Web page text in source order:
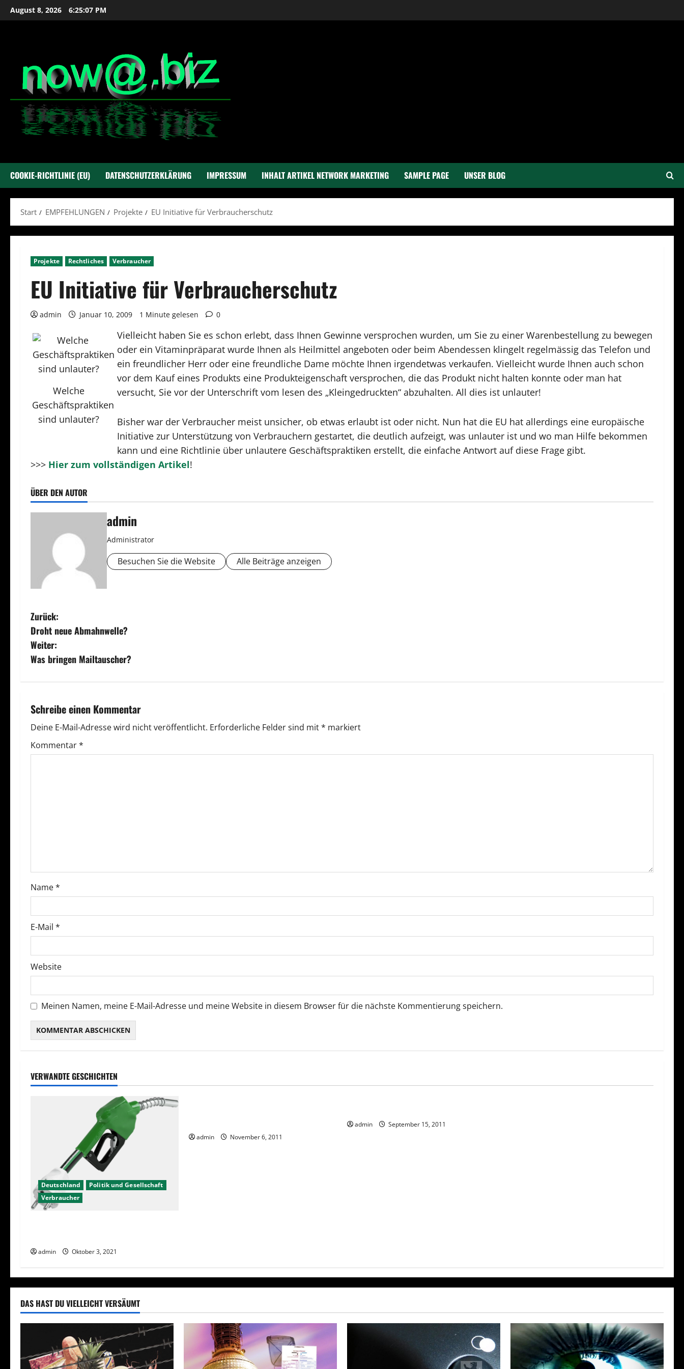
Zum
Inhalt
August 8, 2026 6:25:08 PM
COOKIE-RICHTLINIE (EU) DATENSCHUTZERKLÄRUNG IMPRESSUM INHALT ARTIKEL NETWORK MARKETING SAMPLE PAGE UNSER BLOG
Start EMPFEHLUNGEN Projekte EU Initiative für Verbraucherschutz
Projekte Rechtliches Verbraucher
EU Initiative für Verbraucherschutz
admin Januar 10, 2009 1 Minute gelesen 0
Welche
Geschäftspraktiken
sind unlauter?
Vielleicht haben Sie es schon erlebt, dass Ihnen Gewinne versprochen wurden, um Sie zu einer Warenbestellung zu bewegen
oder ein Vitaminpräparat wurde Ihnen als Heilmittel angeboten oder beim Abendessen klingelt regelmässig das Telefon und
ein freundlicher Herr oder eine freundliche Dame möchte Ihnen irgendetwas verkaufen. Vielleicht wurde Ihnen auch schon
vor dem Kauf eines Produkts eine Produkteigenschaft versprochen, die das Produkt nicht halten konnte oder man hat
versucht, Sie vor der Unterschrift vom lesen des „Kleingedruckten“ abzuhalten. All dies ist unlauter!
Bisher war der Verbraucher meist unsicher, ob etwas erlaubt ist oder nicht. Nun hat die EU hat allerdings eine europäische
Initiative zur Unterstützung von Verbrauchern gestartet, die deutlich aufzeigt, was unlauter ist und wo man Hilfe bekommen
kann und eine Richtlinie über unlautere Geschäftspraktiken erstellt, die einfache Antwort auf diese Frage gibt.
>>> Hier zum vollständigen Artikel!
ÜBER DEN AUTOR
admin
Administrator
Besuchen Sie die Website Alle Beiträge anzeigen
B
e
i
r
a
g
g
a
t
i
o
n
Zurück:
Droht neue Abmahnwelle?
Weiter:
Was bringen Mailtauscher?
Schreibe einen Kommentar
Deine E-Mail-Adresse wird nicht veröffentlicht. Erforderliche Felder sind mit* markiert
Kommentar*
Name*
E-Mail *
Website
Meinen Namen, meine E-Mail-Adresse und meine Website in diesem Browser für die nächste Kommentierung speichern.
VERWANDTE GESCHICHTEN
Deutschland
Politik und Gesellschaft
Verbraucher
admin Oktober 3, 2021
admin November 6, 2011
admin September 15, 2011
DAS HAST DU VIELLEICHT VERSÄUMT